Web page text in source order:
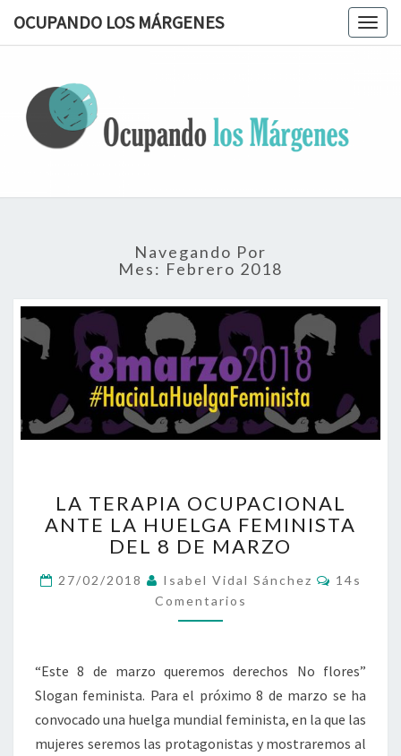
OCUPANDO LOS MÁRGENES
Terapia
Ocupacional
Navegando Por
Mes: Febrero 2018
TERAPIA
OCUPACIONAL
ANTE
HUELGA
FEMINISTA
DEL
MARZO
LA TERAPIA OCUPACIONAL
ANTE LA HUELGA FEMINISTA
DEL 8 DE MARZO
27/02/2018 Isabel Vidal Sánchez
14s
Comentarios
“Este 8 de marzo queremos derechos No flores”
Slogan feminista. Para el próximo 8 de marzo se ha
convocado una huelga mundial feminista, en la que las
mujeres seremos las protagonistas y mostraremos al